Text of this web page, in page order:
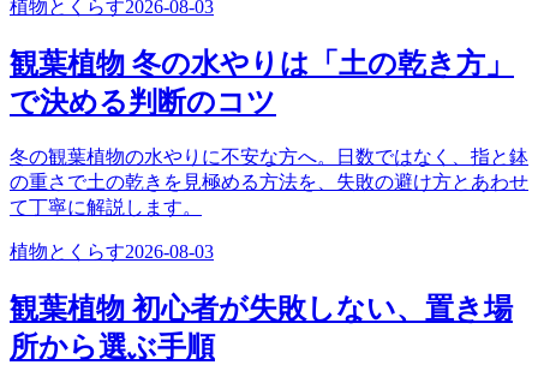
植物とくらす2026-08-03
観葉植物 冬の水やりは「土の乾き方」
で決める判断のコツ
冬の観葉植物の水やりに不安な方へ。日数ではなく、指と鉢
の重さで土の乾きを見極める方法を、失敗の避け方とあわせ
て丁寧に解説します。
植物とくらす2026-08-03
観葉植物 初心者が失敗しない、置き場
所から選ぶ手順